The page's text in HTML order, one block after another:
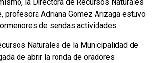
la Directora de Recursos Naturales
profesora Adriana Gomez Arizaga estuvo
de sendas actividades.
Naturales de la Municipalidad de
de abrir la ronda de oradores,